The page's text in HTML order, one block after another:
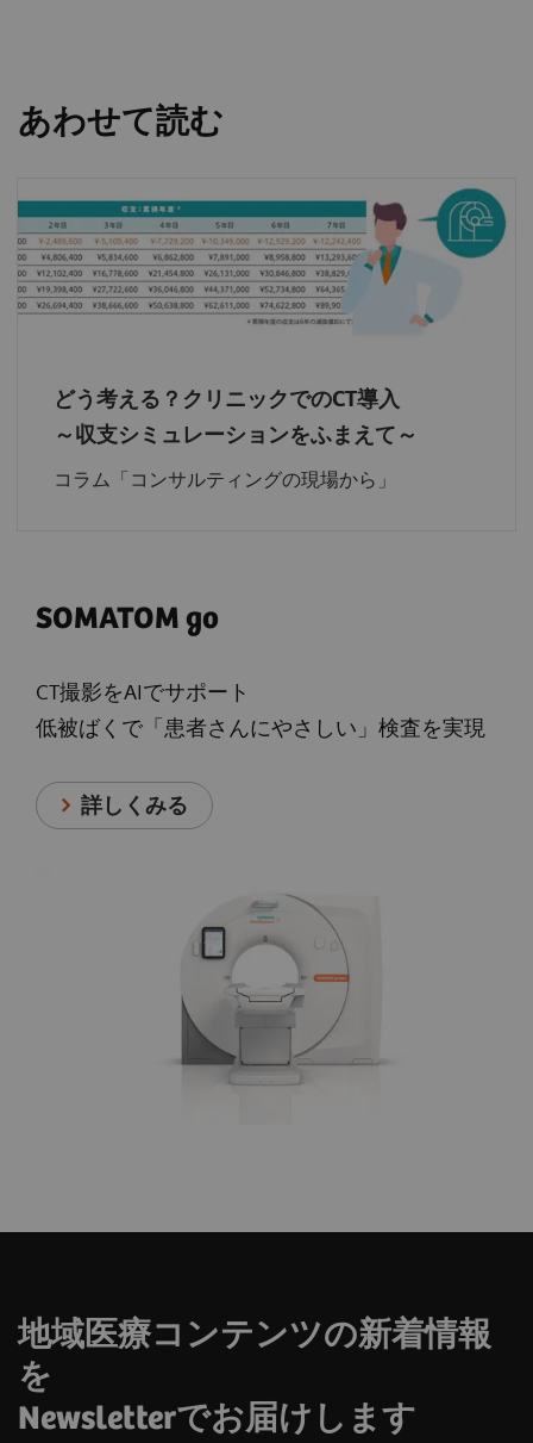
あわせて読む
どう考える？クリニックでのCT導入
～収支シミュレーションをふまえて～
コラム「コンサルティングの現場から」
SOMATOM go
CT撮影をAIでサポート
低被ばくで「患者さんにやさしい」検査を実現
詳しくみる
地域医療コンテンツの新着情報
を
Newsletterでお届けします